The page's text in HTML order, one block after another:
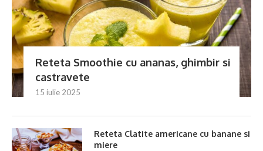
Reteta Smoothie cu ananas, ghimbir si
castravete
15 iulie 2025
Reteta Clatite americane cu banane si
miere